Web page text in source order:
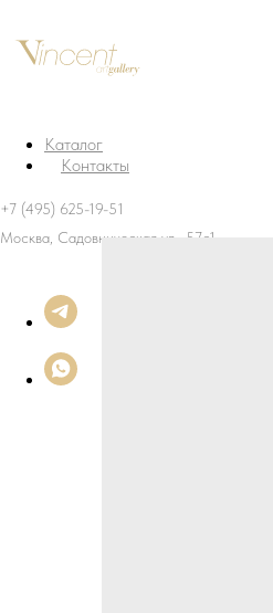
Каталог
Контакты
+7 (495) 625-19-51
Москва, Садовническая ул., 57с1